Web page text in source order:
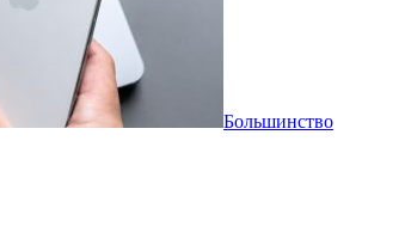
Большинство